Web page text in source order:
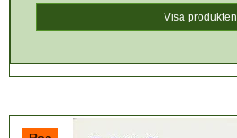
Visa produkten